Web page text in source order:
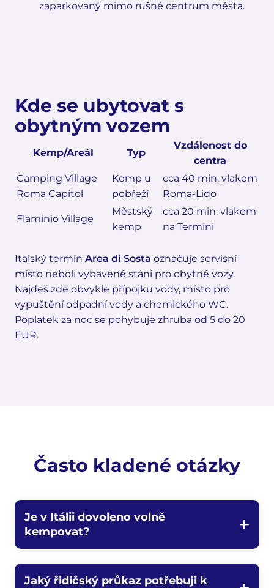
zaparkovaný mimo rušné centrum města.
Kde se ubytovat s
obytným vozem
Kemp/Areál Typ
Vzdálenost do
centra
Camping Village
Roma Capitol
Kemp u
pobřeží
cca 40 min. vlakem
Roma-Lido
Flaminio Village
Městský
kemp
cca 20 min. vlakem
na Termini
Italský termín Area di Sosta označuje servisní
místo neboli vybavené stání pro obytné vozy.
Najdeš zde obvykle přípojku vody, místo pro
vypuštění odpadní vody a chemického WC.
Poplatek za noc se pohybuje zhruba od 5 do 20
EUR.
Často kladené otázky
Je v Itálii dovoleno volně
kempovat?
Jaký řidičský průkaz potřebuji k